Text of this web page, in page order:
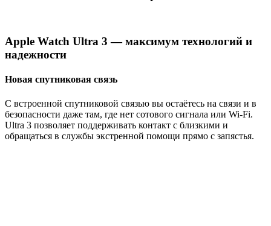
Apple Watch Ultra 3 — максимум технологий и
надежности
Новая спутниковая связь
С встроенной спутниковой связью вы остаётесь на связи и в
безопасности даже там, где нет сотового сигнала или Wi-Fi.
Ultra 3 позволяет поддерживать контакт с близкими и
обращаться в службы экстренной помощи прямо с запястья.